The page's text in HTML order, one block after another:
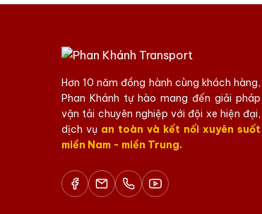
Hơn 10 năm đồng hành cùng khách hàng,
Phan Khánh tự hào mang đến giải pháp
vận tải chuyên nghiệp với đội xe hiện đại,
dịch vụ an toàn và kết nối xuyên suốt
miền Nam - miền Trung.